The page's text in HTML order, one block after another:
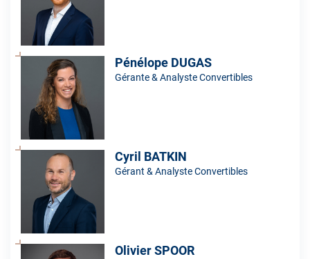
Pénélope DUGAS
Gérante & Analyste Convertibles
Cyril BATKIN
Gérant & Analyste Convertibles
Olivier SPOOR